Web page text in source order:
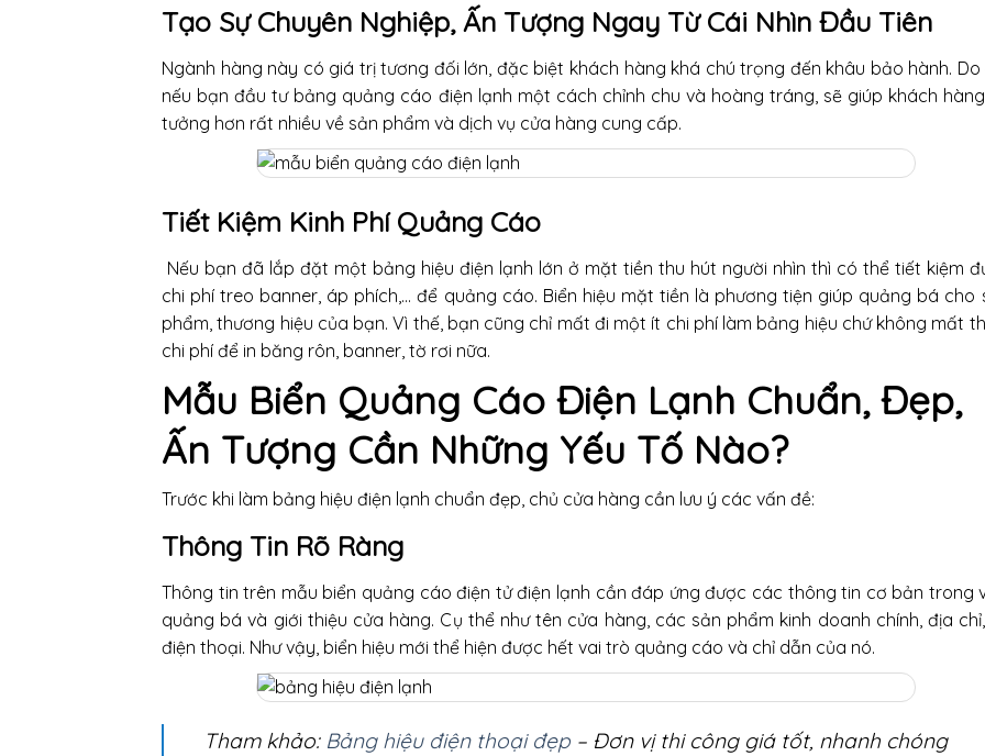
Tạo Sự Chuyên Nghiệp, Ấn Tượng Ngay Từ Cái Nhìn Đầu Tiên
Ngành hàng này có giá trị tương đối lớn, đặc biệt khách hàng khá chú trọng đến khâu bảo hành. Do
nếu bạn đầu tư bảng quảng cáo điện lạnh một cách chỉnh chu và hoàng tráng, sẽ giúp khách
tưởng hơn rất nhiều về sản phẩm và dịch vụ cửa hàng cung cấp.
Tiết Kiệm Kinh Phí Quảng Cáo
Nếu bạn đã lắp đặt một bảng hiệu điện lạnh lớn ở mặt tiền thu hút người nhìn thì có thể tiết kiệm
chi phí treo banner, áp phích,… để quảng cáo. Biển hiệu mặt tiền là phương tiện giúp quảng bá cho
phẩm, thương hiệu của bạn. Vì thế, bạn cũng chỉ mất đi một ít chi phí làm bảng hiệu chứ không mất
chi phí để in băng rôn, banner, tờ rơi nữa.
Mẫu Biển Quảng Cáo Điện Lạnh Chuẩn, Đẹp,
Ấn Tượng Cần Những Yếu Tố Nào?
Trước khi làm bảng hiệu điện lạnh chuẩn đẹp, chủ cửa hàng cần lưu ý các vấn đề:
Thông Tin Rõ Ràng
Thông tin trên mẫu biển quảng cáo điện tử điện lạnh cần đáp ứng được các thông tin cơ bản trong
quảng bá và giới thiệu cửa hàng. Cụ thể như tên cửa hàng, các sản phẩm kinh doanh chính, địa
điện thoại. Như vậy, biển hiệu mới thể hiện được hết vai trò quảng cáo và chỉ dẫn của nó.
Tham khảo: Bảng hiệu điện thoại đẹp – Đơn vị thi công giá tốt, nhanh chóng